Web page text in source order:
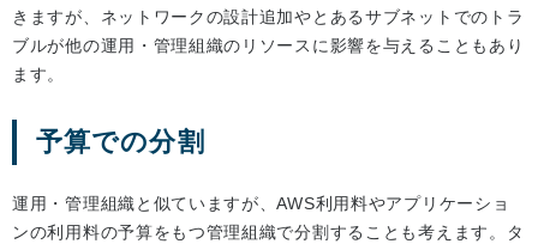
きますが、ネットワークの設計追加やとあるサブネットでのトラ
ブルが他の運用・管理組織のリソースに影響を与えることもあり
ます。
予算での分割
運用・管理組織と似ていますが、AWS利用料やアプリケーショ
ンの利用料の予算をもつ管理組織で分割することも考えます。タ